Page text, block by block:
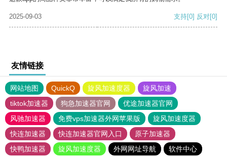
2025-09-03 支持[0] 反对[0]
友情链接
网站地图 QuickQ 旋风加速度器
旋风加速
tiktok加速器
狗急加速器官网
优途加速器官网
风驰加速器
免费vps加速器外网苹果版
旋风加速度器
快连加速器
快连加速器官网入口
原子加速器
快鸭加速器
旋风加速度器 外网网址导航 软件中心